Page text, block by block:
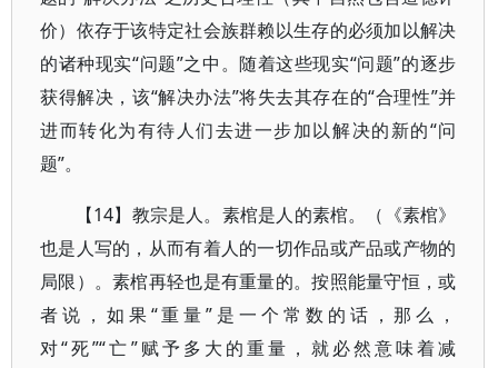
价）依存于该特定社会族群赖以生存的必须加以解决
的诸种现实“问题”之中。随着这些现实“问题”的逐步
获得解决，该“解决办法”将失去其存在的“合理性”并
进而转化为有待人们去进一步加以解决的新的“问
题”。
【14】教宗是人。素棺是人的素棺。（《素棺》
也是人写的，从而有着人的一切作品或产品或产物的
局限）。素棺再轻也是有重量的。按照能量守恒，或
者说，如果“重量”是一个常数的话，那么，
对“死”“亡”赋予多大的重量，就必然意味着减